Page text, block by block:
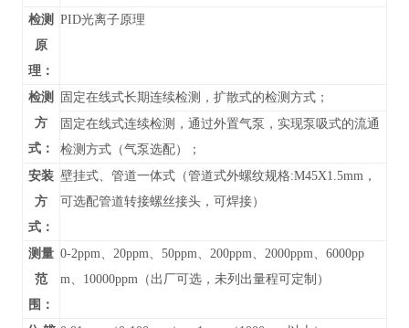
检测
原
理：
PID光离子原理
检测
方
式：
固定在线式长期连续检测，扩散式的检测方式；
固定在线式连续检测，通过外置气泵，实现泵吸式的流通
检测方式（气泵选配）；
安装
方
式：
壁挂式、管道一体式（管道式外螺纹规格:M45X1.5mm，
可选配管道转接螺丝接头，可焊接）
测量
范
围：
0-2ppm、20ppm、50ppm、200ppm、2000ppm、6000pp
m、10000ppm （ 出厂可选，未列出量程可定制）